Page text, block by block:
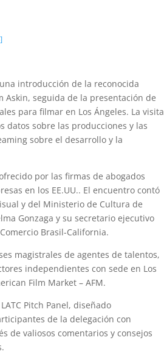
introducción de la reconocida
Askin, seguida de la presentación de
para filmar en Los Ángeles. La visita
datos sobre las producciones y las
sobre el desarrollo y la
por las firmas de abogados
en los EE.UU.. El encuentro contó
y del Ministerio de Cultura de
Gonzaga y su secretario ejecutivo
Brasil-California.
magistrales de agentes de talentos,
independientes con sede en Los
Film Market – AFM.
Pitch Panel, diseñado
de la delegación con
de valiosos comentarios y consejos